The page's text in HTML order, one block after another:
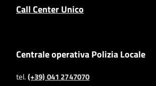
Call Center Unico
Centrale operativa Polizia Locale
tel.(+39) 041 2747070